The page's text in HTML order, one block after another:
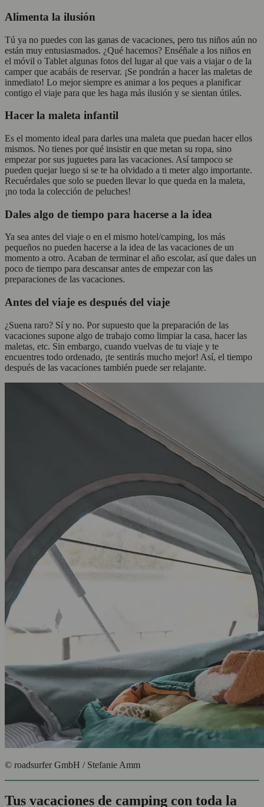
Alimenta la ilusión
Tú ya no puedes con las ganas de vacaciones, pero tus niños aún no
están muy entusiasmados. ¿Qué hacemos? Enséñale a los niños en
el móvil o Tablet algunas fotos del lugar al que vais a viajar o de la
camper que acabáis de reservar. ¡Se pondrán a hacer las maletas de
inmediato! Lo mejor siempre es animar a los peques a planificar
contigo el viaje para que les haga más ilusión y se sientan útiles.
Hacer la maleta infantil
Es el momento ideal para darles una maleta que puedan hacer ellos
mismos. No tienes por qué insistir en que metan su ropa, sino
empezar por sus juguetes para las vacaciones. Así tampoco se
pueden quejar luego si se te ha olvidado a ti meter algo importante.
Recuérdales que solo se pueden llevar lo que queda en la maleta,
¡no toda la colección de peluches!
Dales algo de tiempo para hacerse a la idea
Ya sea antes del viaje o en el mismo hotel/camping, los más
pequeños no pueden hacerse a la idea de las vacaciones de un
momento a otro. Acaban de terminar el año escolar, así que dales un
poco de tiempo para descansar antes de empezar con las
preparaciones de las vacaciones.
Antes del viaje es después del viaje
¿Suena raro? Sí y no. Por supuesto que la preparación de las
vacaciones supone algo de trabajo como limpiar la casa, hacer las
maletas, etc. Sin embargo, cuando vuelvas de tu viaje y te
encuentres todo ordenado, ¡te sentirás mucho mejor! Así, el tiempo
después de las vacaciones también puede ser relajante.
© roadsurfer GmbH / Stefanie Amm
Tus vacaciones de camping con toda la